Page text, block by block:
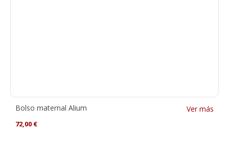
Bolso maternal Alium
72,00 €
Ver más